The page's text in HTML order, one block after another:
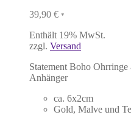
39,90 € *
Enthält 19% MwSt.
zzgl. Versand
Statement Boho
Anhänger
ca. 6x2cm
Gold, Malve und